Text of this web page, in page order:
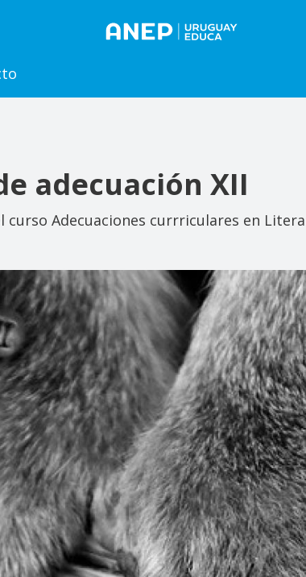
adecuación XII
Adecuaciones currriculares en